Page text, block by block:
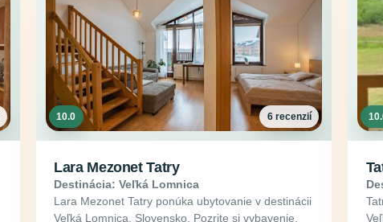
10.0 6 recenzií
Lara Mezonet Tatry
Destinácia: Veľká Lomnica
Lara Mezonet Tatry ponúka ubytovanie v destinácii
Veľká Lomnica, Slovensko. Pozrite si vybavenie,